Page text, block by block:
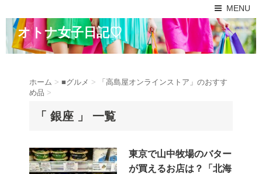
MENU
オトナ女子日記♡
ホーム > ■グルメ >
「高島屋オンラインストア」のおすす
め品 >
「 銀座 」 一覧
東京で山中牧場のバター
が買えるお店は？「北海